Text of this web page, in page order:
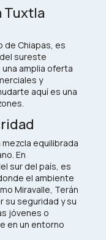
Tuxtla
de Chiapas, es
sureste
amplia oferta
y
aquí es una
equilibrada
En
sur del país, es
el ambiente
Miravalle, Terán
su seguridad y su
jóvenes o
en un entorno